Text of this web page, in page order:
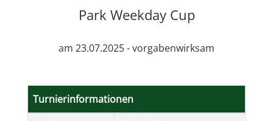
Park Weekday Cup
am 23.07.2025 - vorgabenwirksam
Turnierinformationen